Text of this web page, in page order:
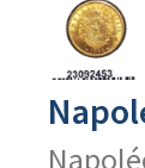
produit